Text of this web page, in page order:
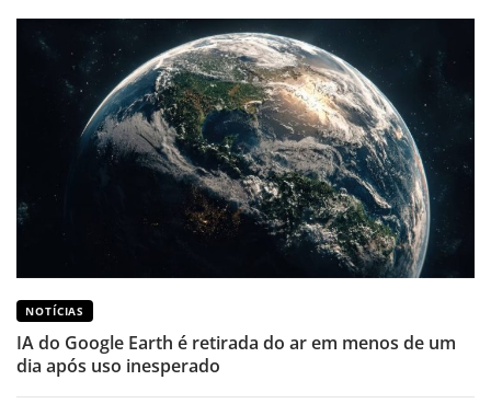
NOTÍCIAS
IA do Google Earth é retirada do ar em menos de um
dia após uso inesperado